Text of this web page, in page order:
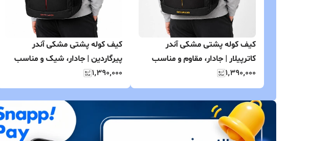
کیف کوله پشتی مشکی آندر
کاترپیلار | جادار، مقاوم و مناسب
استفاده روزانه
۱٬۳۹۰٬۰۰۰
کیف کوله پشتی مشکی آندر
پیرگاردین | جادار، شیک و مناسب
استفاده روزانه
۱٬۳۹۰٬۰۰۰